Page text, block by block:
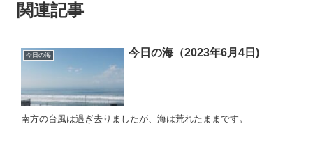
関連記事
今日の海 今日の海（2023年6月4日)
南方の台風は過ぎ去りましたが、海は荒れたままです。